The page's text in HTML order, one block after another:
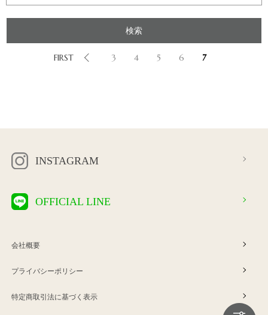
FIRST 3 4 5 6 7
INSTAGRAM
OFFICIAL LINE
会社概要
プライバシーポリシー
特定商取引法に基づく表示